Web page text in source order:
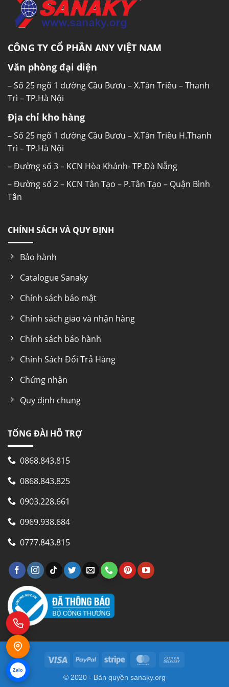
CÔNG TY CỔ PHẦN ANY VIỆT NAM
Văn phòng đại diện
– Số 25 ngõ 1 đường Cầu Bươu – X.Tân Triều – Thanh
Trì – TP.Hà Nội
Địa chỉ kho hàng
– Số 25 ngõ 1 đường Cầu Bươu – X.Tân Triều H.Thanh
Trì – TP.Hà Nội
– Đường số 3 – KCN Hòa Khánh- TP.Đà Nẵng
– Đường số 2 – KCN Tân Tạo – P.Tân Tạo – Quận Bình
Tân
CHÍNH SÁCH VÀ QUY ĐỊNH
Bảo hành
Catalogue Sanaky
Chính sách bảo mật
Chính sách giao và nhận hàng
Chính sách bảo hành
Chính Sách Đổi Trả Hàng
Chứng nhận
Quy định chung
TỔNG ĐÀI HỖ TRỢ
0868.843.815
0868.843.825
0903.228.661
0969.938.684
0777.843.815
Visa PayPal Stripe MasterCard
© 2020 - Bản quyền sanaky.org
Zalo